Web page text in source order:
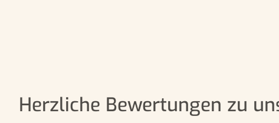
Herzliche Bewertungen zu